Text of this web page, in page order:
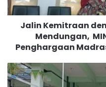
m
i
n
d
Jalin Kemitraan
Mendungan,
Penghargaan
T
u